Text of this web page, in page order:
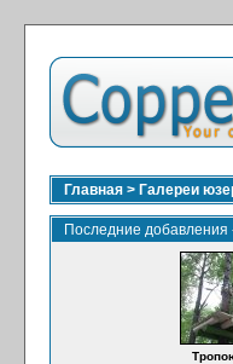
Главная > Галереи
Последние добавления